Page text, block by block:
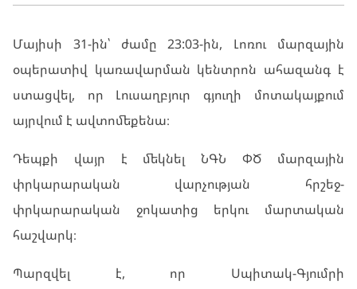
Մայիսի 31-ին՝ ժամը 23:03-ին, Լոռու մարզային
օպերատիվ կառավարման կենտրոն ահազանգ է
ստացվել, որ Լուսաղբյուր գյուղի մոտակայքում
այրվում է ավտոմեքենա։
Դեպքի վայր է մեկնել ՆԳՆ ՓԾ մարզային
փրկարարական վարչության հրշեջ-
փրկարարական ջոկատից երկու մարտական
հաշվարկ։
Պարզվել է, որ Սպիտակ-Գյումրի